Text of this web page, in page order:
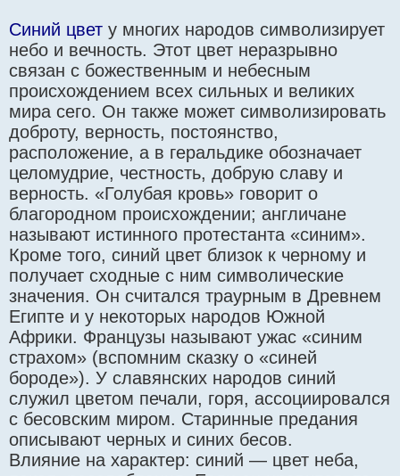
Синий цвет у многих народов символизирует
небо и вечность. Этот цвет неразрывно
связан с божественным и небесным
происхождением всех сильных и великих
мира сего. Он также может символизировать
доброту, верность, постоянство,
расположение, а в геральдике обозначает
целомудрие, честность, добрую славу и
верность. «Голубая кровь» говорит о
благородном происхождении; англичане
называют истинного протестанта «синим».
Кроме того, синий цвет близок к черному и
получает сходные с ним символические
значения. Он считался траурным в Древнем
Египте и у некоторых народов Южной
Африки. Французы называют ужас «синим
страхом» (вспомним сказку о «синей
бороде»). У славянских народов синий
служил цветом печали, горя, ассоциировался
с бесовским миром. Старинные предания
описывают черных и синих бесов.
Влияние на характер: синий — цвет неба,